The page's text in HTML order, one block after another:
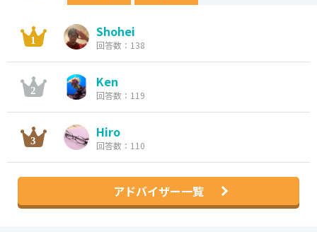
Shohei
回答数：138
Ken
回答数：119
Hiro
回答数：110
アドバイザー一覧